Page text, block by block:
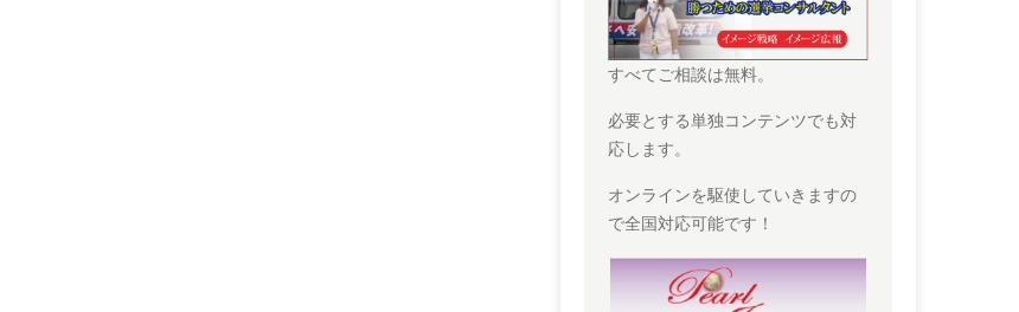
すべてご相談は無料。
必要とする単独コンテンツでも対
応します。
オンラインを駆使していきますの
で全国対応可能です！